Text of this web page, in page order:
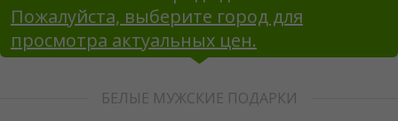
Пожалуйста, выберите город для
просмотра актуальных цен.
БЕЛЫЕ МУЖСКИЕ ПОДАРКИ